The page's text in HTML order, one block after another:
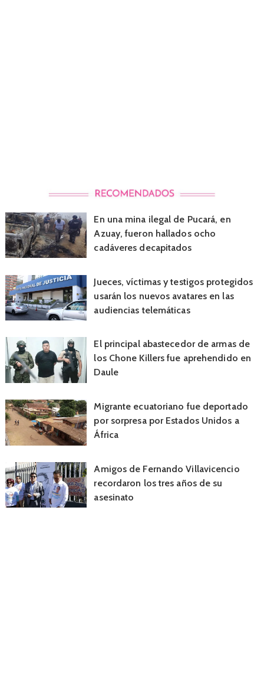
En una mina ilegal de Pucará, en
Azuay, fueron hallados ocho
cadáveres decapitados
Jueces, víctimas y testigos protegidos
usarán los nuevos avatares en las
audiencias telemáticas
El principal abastecedor de armas de
los Chone Killers fue aprehendido en
Daule
Migrante ecuatoriano fue deportado
por sorpresa por Estados Unidos a
África
Amigos de Fernando Villavicencio
recordaron los tres años de su
asesinato